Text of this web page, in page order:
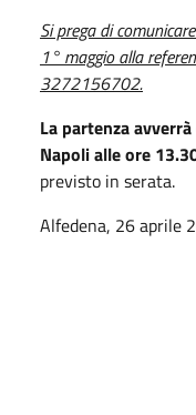
Si prega di
1° maggio alla
3272156702.
La partenza
Napoli alle ore
previsto in serata.
Alfedena, 26 aprile